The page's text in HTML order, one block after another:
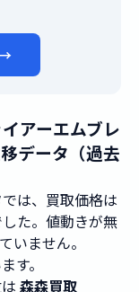
アーエムブレ
データ（過去
は、買取価格は
した。値動きが無
いません。
す。
森森買取